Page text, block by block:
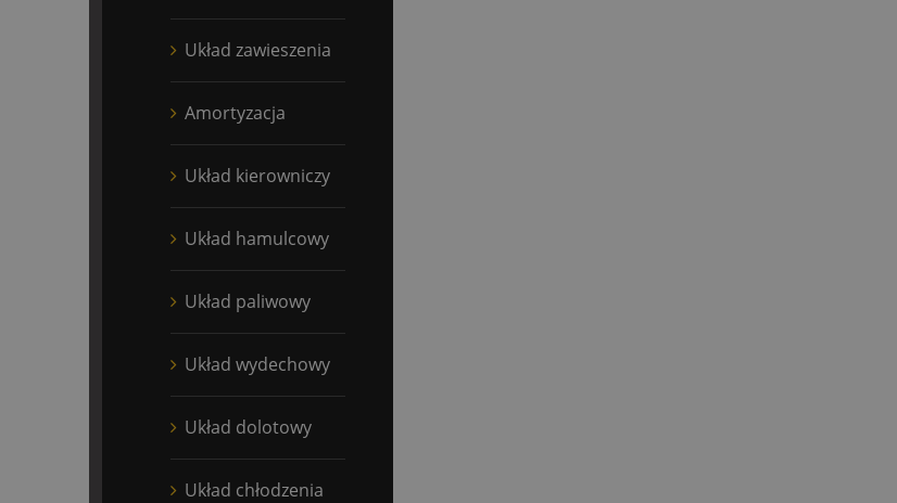
Układ zawieszenia
Amortyzacja
Układ kierowniczy
Układ hamulcowy
Układ paliwowy
Układ wydechowy
Układ dolotowy
Układ chłodzenia